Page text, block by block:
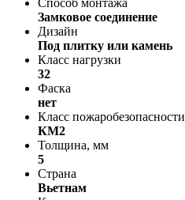
Замковое соединение
Дизайн
Под плитку или камень
Класс нагрузки
32
Фаска
нет
Класс пожаробезопасности
КМ2
Толщина, мм
5
Страна
Вьетнам